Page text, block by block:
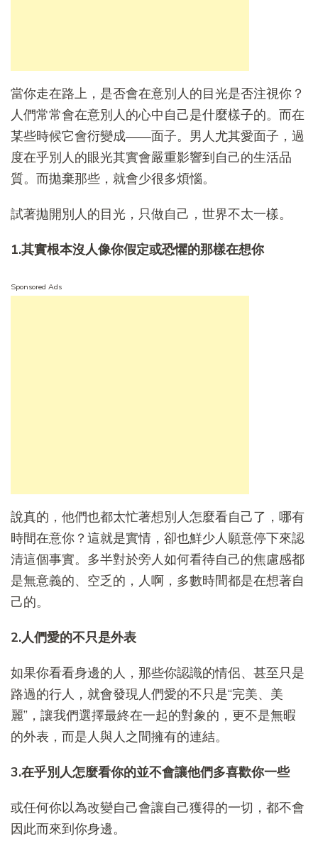
當你走在路上，是否會在意別人的目光是否注視你？
人們常常會在意別人的心中自己是什麼樣子的。而在
某些時候它會衍變成——面子。男人尤其愛面子，過
度在乎別人的眼光其實會嚴重影響到自己的生活品
質。而拋棄那些，就會少很多煩惱。
試著拋開別人的目光，只做自己，世界不太一樣。
1.其實根本沒人像你假定或恐懼的那樣在想你
Sponsored Ads
說真的，他們也都太忙著想別人怎麼看自己了，哪有
時間在意你？這就是實情，卻也鮮少人願意停下來認
清這個事實。多半對於旁人如何看待自己的焦慮感都
是無意義的、空乏的，人啊，多數時間都是在想著自
己的。
2.人們愛的不只是外表
如果你看看身邊的人，那些你認識的情侶、甚至只是
路過的行人，就會發現人們愛的不只是“完美、美
麗”，讓我們選擇最終在一起的對象的，更不是無暇
的外表，而是人與人之間擁有的連結。
3.在乎別人怎麼看你的並不會讓他們多喜歡你一些
或任何你以為改變自己會讓自己獲得的一切，都不會
因此而來到你身邊。